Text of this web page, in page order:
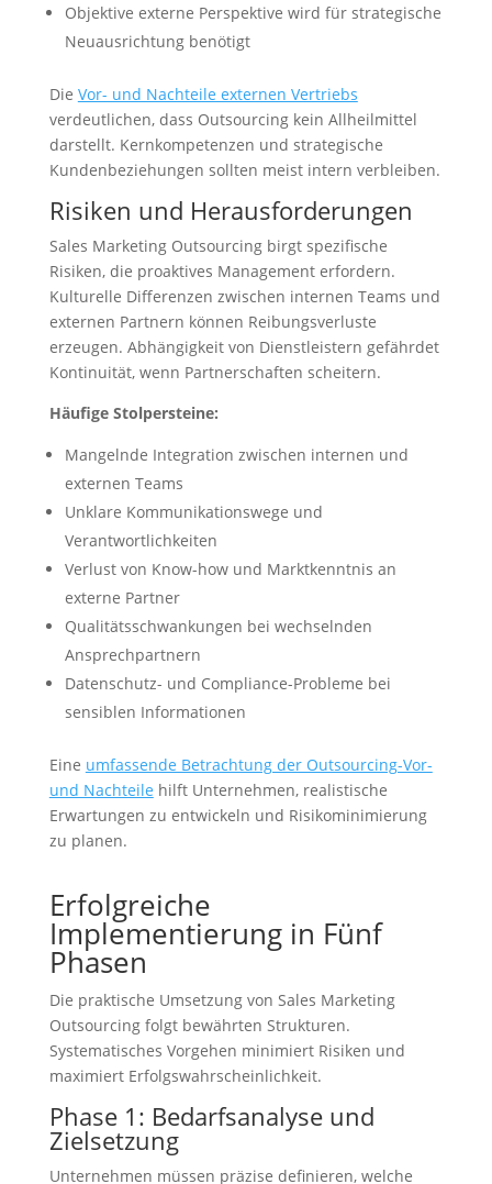
Objektive externe Perspektive wird für strategische
Neuausrichtung benötigt
Die Vor- und Nachteile externen Vertriebs
verdeutlichen, dass Outsourcing kein Allheilmittel
darstellt. Kernkompetenzen und strategische
Kundenbeziehungen sollten meist intern verbleiben.
Risiken und Herausforderungen
Sales Marketing Outsourcing birgt spezifische
Risiken, die proaktives Management erfordern.
Kulturelle Differenzen zwischen internen Teams und
externen Partnern können Reibungsverluste
erzeugen. Abhängigkeit von Dienstleistern gefährdet
Kontinuität, wenn Partnerschaften scheitern.
Häufige Stolpersteine:
Mangelnde Integration zwischen internen und
externen Teams
Unklare Kommunikationswege und
Verantwortlichkeiten
Verlust von Know-how und Marktkenntnis an
externe Partner
Qualitätsschwankungen bei wechselnden
Ansprechpartnern
Datenschutz- und Compliance-Probleme bei
sensiblen Informationen
Eine umfassende Betrachtung der Outsourcing-Vor-
und Nachteile hilft Unternehmen, realistische
Erwartungen zu entwickeln und Risikominimierung
zu planen.
Erfolgreiche
Implementierung in Fünf
Phasen
Die praktische Umsetzung von Sales Marketing
Outsourcing folgt bewährten Strukturen.
Systematisches Vorgehen minimiert Risiken und
maximiert Erfolgswahrscheinlichkeit.
Phase 1: Bedarfsanalyse und
Zielsetzung
Unternehmen müssen präzise definieren, welche